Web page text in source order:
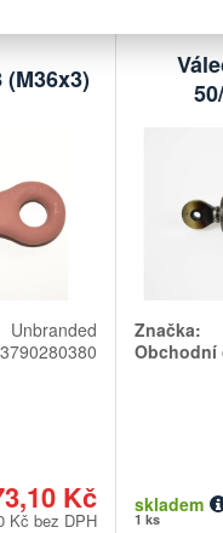
(M36x3)
Unbranded
Kč
Kč bez DPH
Značka:
Obchodní
skladem
1 ks